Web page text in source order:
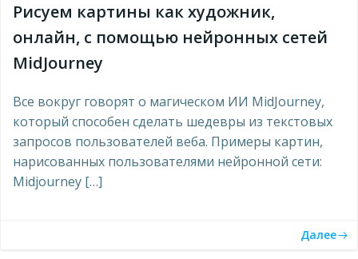
Рисуем картины как художник,
онлайн, с помощью нейронных сетей
MidJourney
Все вокруг говорят о магическом ИИ MidJourney,
который способен сделать шедевры из текстовых
запросов пользователей веба. Примеры картин,
нарисованных пользователями нейронной сети:
Midjourney […]
Далее